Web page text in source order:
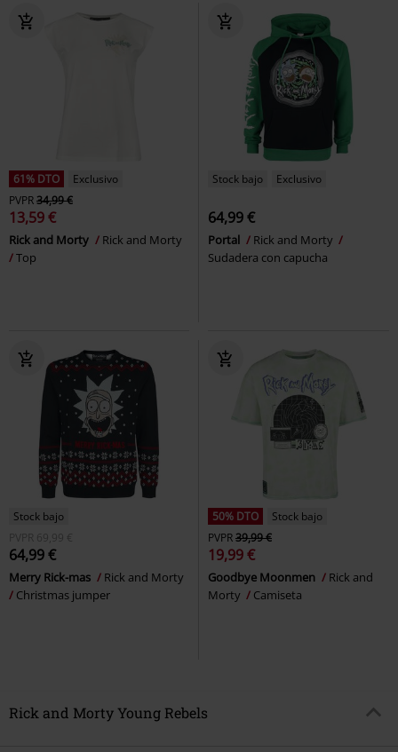
61% DTO
Exclusivo
PVPR34,99 €
13,59 €
Rick and Morty
Rick and Morty
Top
Stock bajo Exclusivo
64,99 €
Portal
Rick and Morty
Sudadera con capucha
Stock bajo
PVPR 69,99 €
64,99 €
Merry Rick-mas
Rick and Morty
Christmas jumper
50% DTO
Stock bajo
PVPR39,99 €
19,99 €
Goodbye Moonmen
Rick and
Morty
Camiseta
Rick and Morty Young Rebels